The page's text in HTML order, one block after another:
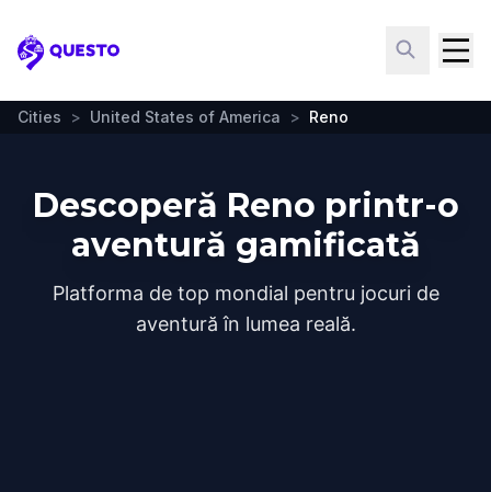
Questo
Cities > United States of America > Reno
Descoperă Reno printr-o
aventură gamificată
Platforma de top mondial pentru jocuri de
aventură în lumea reală.